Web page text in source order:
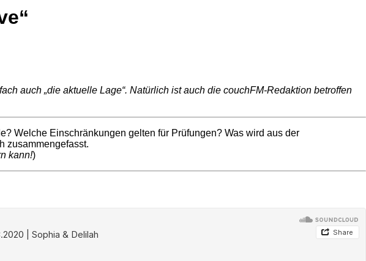
auch „die aktuelle Lage“. Natürlich ist auch die couchFM-Redaktion betroffen
Welche Einschränkungen gelten für Prüfungen? Was wird aus der
zusammengefasst.
kann!)